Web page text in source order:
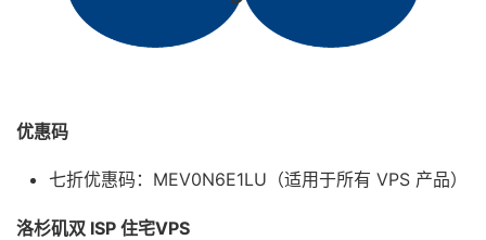
优惠码
七折优惠码：MEV0N6E1LU（适用于所有 VPS 产品）
洛杉矶双 ISP 住宅VPS